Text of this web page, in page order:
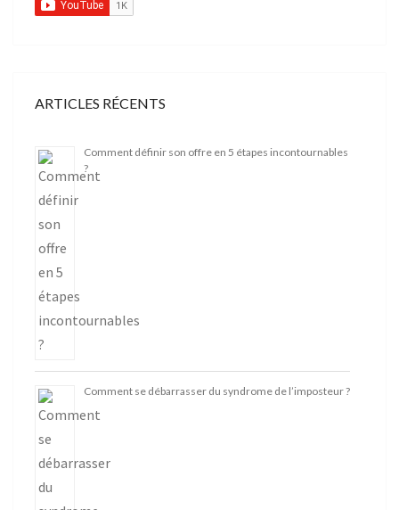
ARTICLES RÉCENTS
Comment définir son offre en 5 étapes incontournables
?
Comment se débarrasser du syndrome de l’imposteur ?